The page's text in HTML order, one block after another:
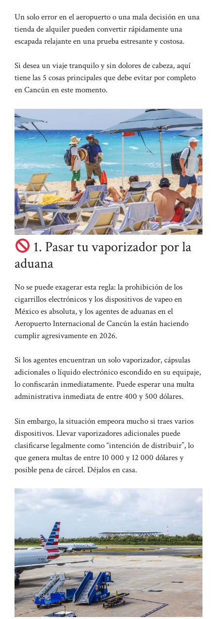
Un solo error en el aeropuerto o una mala decisión en una
tienda de alquiler pueden convertir rápidamente una
escapada relajante en una prueba estresante y costosa.
Si desea un viaje tranquilo y sin dolores de cabeza, aquí
tiene las 5 cosas principales que debe evitar por completo
en Cancún en este momento.
1. Pasar tu vaporizador por la
aduana
No se puede exagerar esta regla: la prohibición de los
cigarrillos electrónicos y los dispositivos de vapeo en
México es absoluta, y los agentes de aduanas en el
Aeropuerto Internacional de Cancún la están haciendo
cumplir agresivamente en 2026.
Si los agentes encuentran un solo vaporizador, cápsulas
adicionales o líquido electrónico escondido en su equipaje,
lo confiscarán inmediatamente. Puede esperar una multa
administrativa inmediata de entre 400 y 500 dólares.
Sin embargo, la situación empeora mucho si traes varios
dispositivos. Llevar vaporizadores adicionales puede
clasificarse legalmente como “intención de distribuir”, lo
que genera multas de entre 10 000 y 12 000 dólares y
posible pena de cárcel. Déjalos en casa.